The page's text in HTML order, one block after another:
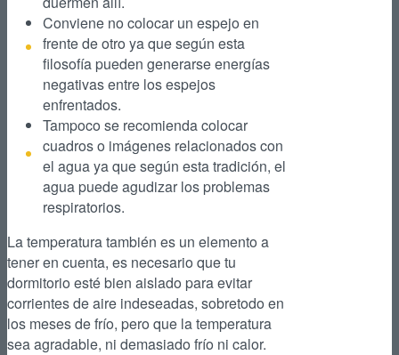
Facebook
Instagram
Conviene no colocar un espejo en
frente de otro ya que según esta
filosofía pueden generarse energías
negativas entre los espejos
enfrentados.
Tampoco se recomienda colocar
cuadros o imágenes relacionados con
el agua ya que según esta tradición, el
agua puede agudizar los problemas
respiratorios.
La temperatura también es un elemento a
tener en cuenta, es necesario que tu
dormitorio esté bien aislado para evitar
corrientes de aire indeseadas, sobretodo en
los meses de frío, pero que la temperatura
sea agradable, ni demasiado frío ni calor.